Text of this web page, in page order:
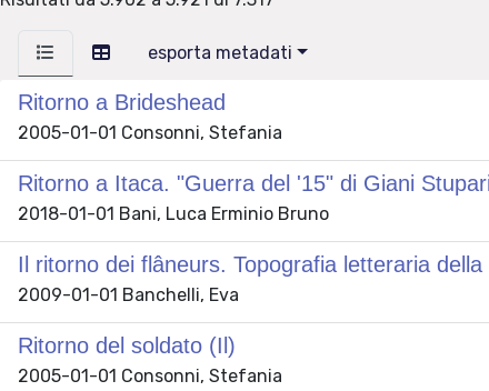
esporta metadati
Ritorno a Brideshead
2005-01-01 Consonni, Stefania
Ritorno a Itaca. "Guerra del '15" di Giani
2018-01-01 Bani, Luca Erminio Bruno
Il ritorno dei flâneurs. Topografia letteraria
2009-01-01 Banchelli, Eva
Ritorno del soldato (Il)
2005-01-01 Consonni, Stefania